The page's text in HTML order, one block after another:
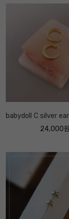
babydoll C silver
24,000원